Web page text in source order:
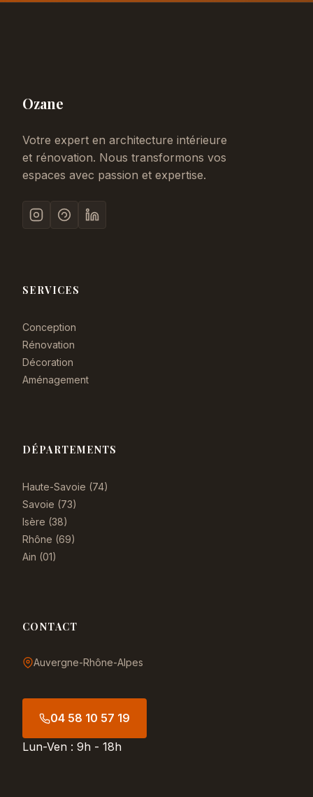
Ozane
Votre expert en architecture intérieure
et rénovation. Nous transformons vos
espaces avec passion et expertise.
SERVICES
Conception
Rénovation
Décoration
Aménagement
DÉPARTEMENTS
Haute-Savoie (74)
Savoie (73)
Isère (38)
Rhône (69)
Ain (01)
CONTACT
Auvergne-Rhône-Alpes
04 58 10 57 19
Lun-Ven : 9h - 18h